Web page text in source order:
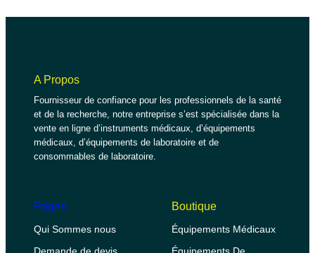
A Propos
Fournisseur de confiance pour les professionnels de la santé
et de la recherche, notre entreprise s’est spécialisée dans la
vente en ligne d’instruments médicaux, d’équipements
médicaux, d’équipements de laboratoire et de
consommables de laboratoire.
Pages
Qui Sommes nous
Boutique
Équipements Médicaux